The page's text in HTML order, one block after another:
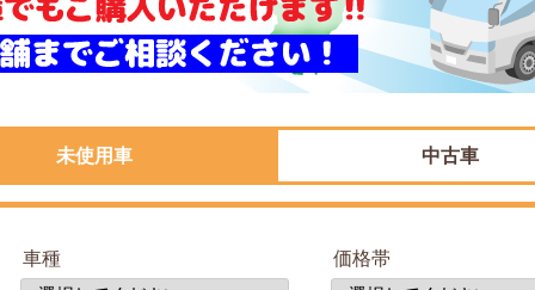
未使用車 中古車
車種 価格帯